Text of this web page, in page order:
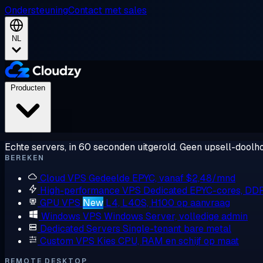
OndersteuningContact met sales
NL
Echte servers, in 60 seconden uitgerold. Geen upsell-
BEREKEN
Cloud VPS Gedeelde EPYC, vanaf $2,48/mnd
High-performance VPS Dedicated EPYC-cores,
GPU VPS New L4, L40S, H100 op aanvraag
Windows VPS Windows Server, volledige admin
Dedicated Servers Single-tenant bare metal
Custom VPS Kies CPU, RAM en schijf op maat